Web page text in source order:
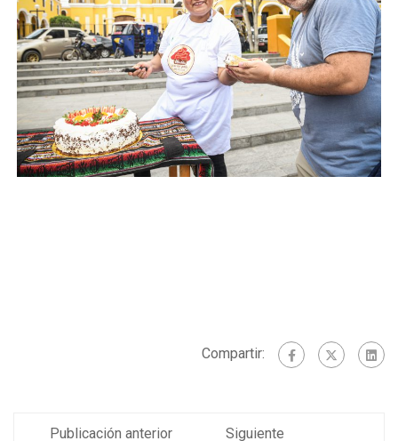
Compartir:
Publicación anterior Siguiente